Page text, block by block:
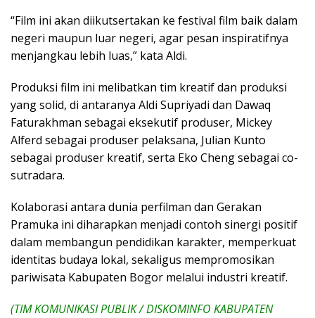
“Film ini akan diikutsertakan ke festival film baik dalam
negeri maupun luar negeri, agar pesan inspiratifnya
menjangkau lebih luas,” kata Aldi.
Produksi film ini melibatkan tim kreatif dan produksi
yang solid, di antaranya Aldi Supriyadi dan Dawaq
Faturakhman sebagai eksekutif produser, Mickey
Alferd sebagai produser pelaksana, Julian Kunto
sebagai produser kreatif, serta Eko Cheng sebagai co-
sutradara.
Kolaborasi antara dunia perfilman dan Gerakan
Pramuka ini diharapkan menjadi contoh sinergi positif
dalam membangun pendidikan karakter, memperkuat
identitas budaya lokal, sekaligus mempromosikan
pariwisata Kabupaten Bogor melalui industri kreatif.
(TIM KOMUNIKASI PUBLIK / DISKOMINFO KABUPATEN